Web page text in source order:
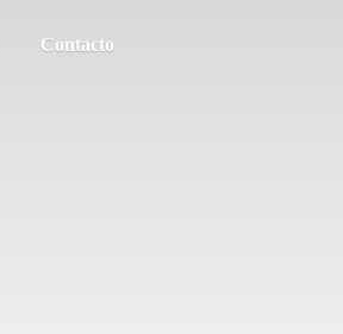
Contacto